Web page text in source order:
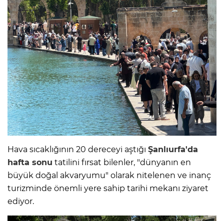
Hava sıcaklığının 20 dereceyi aştığı Şanlıurfa'da
hafta sonu tatilini fırsat bilenler, "dünyanın en
büyük doğal akvaryumu" olarak nitelenen ve inanç
turizminde önemli yere sahip tarihi mekanı ziyaret
ediyor.